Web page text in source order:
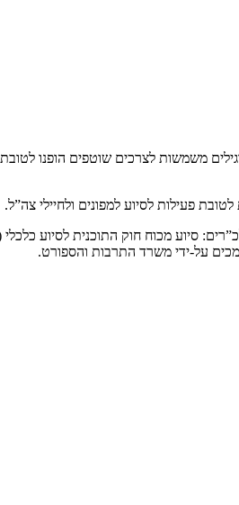
משמשות לצרכים שוטפים הופנו
פעילות לסיוע למפונים ולחיילי צה”ל.
סיוע מכוח חוק התוכנית לסיוע